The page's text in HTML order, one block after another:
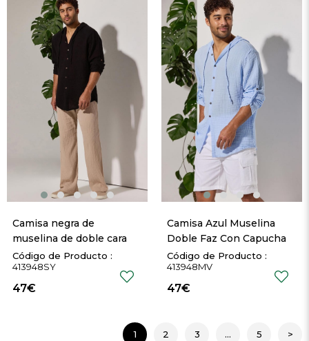
Camisa negra de
muselina de doble cara
con capucha
413948SY
47€
Camisa Azul Muselina
Doble Faz Con Capucha
413948MV
47€
1 2 3 ... 5 >